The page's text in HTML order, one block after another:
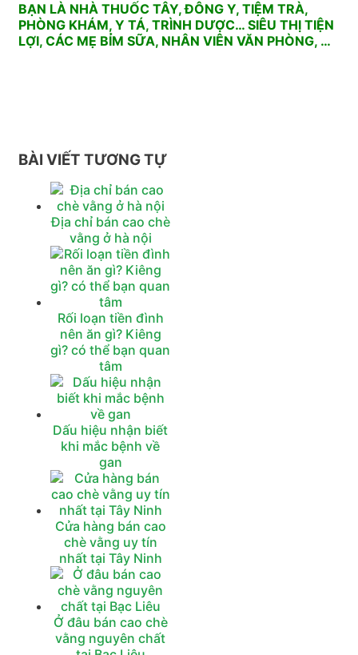
BẠN LÀ NHÀ THUỐC TÂY, ĐÔNG Y, TIỆM TRÀ,
PHÒNG KHÁM, Y TÁ, TRÌNH DƯỢC… SIÊU THỊ TIỆN
LỢI, CÁC MẸ BỈM SỮA, NHÂN VIÊN VĂN PHÒNG, …
BÀI VIẾT TƯƠNG TỰ
Địa chỉ bán cao chè
vằng ở hà nội
Rối loạn tiền đình
nên ăn gì? Kiêng
gì? có thể bạn quan
tâm
Dấu hiệu nhận biết
khi mắc bệnh về
gan
Cửa hàng bán cao
chè vằng uy tín
nhất tại Tây Ninh
Ở đâu bán cao chè
vằng nguyên chất